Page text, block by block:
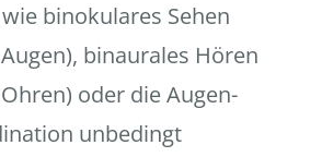
binokulares Sehen
binaurales Hören
oder die Augen-
unbedingt